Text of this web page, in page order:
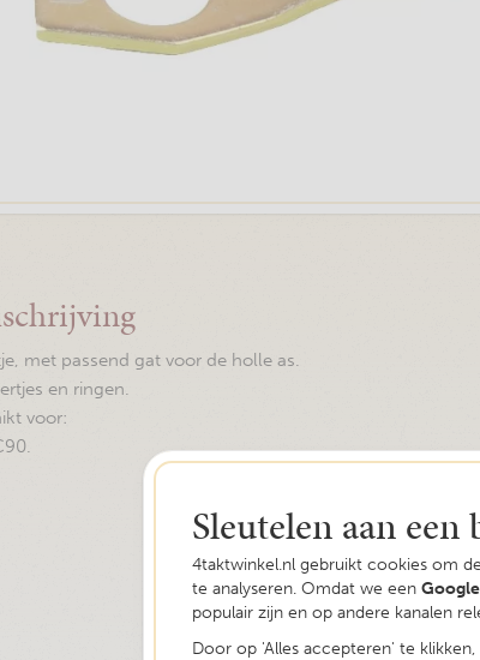
met passend gat voor de holle as.
en ringen.
voor:
Sleutelen aan
4taktwinkel.nl gebruikt cookies om
te analyseren. Omdat we een
populair zijn en op andere kanalen
Door op 'Alles accepteren' te